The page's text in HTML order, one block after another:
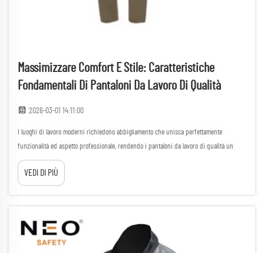
Massimizzare Comfort E Stile: Caratteristiche
Fondamentali Di Pantaloni Da Lavoro Di Qualità
2026-03-01 14:11:00
I luoghi di lavoro moderni richiedono abbigliamento che unisca perfettamente
funzionalità ed aspetto professionale, rendendo i pantaloni da lavoro di qualità un
elemento essenziale di qualsiasi guardaroba professionale. Che tu stia operando su
cantieri edili, in ambienti di magazzino...
VEDI DI PIÙ